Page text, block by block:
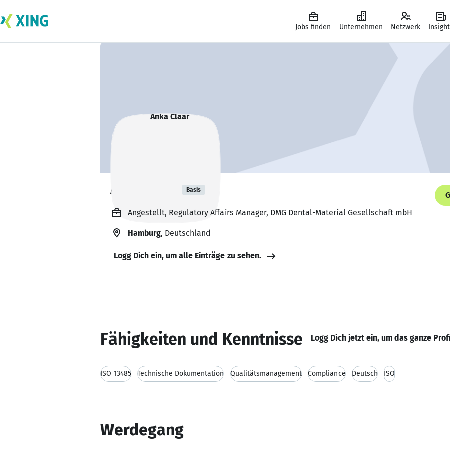
Jobs finden Unternehmen Netzwerk
Anka Claar Basis
Angestellt, Regulatory Affairs Manager, DMG Dental-Material Gesellschaft mbH
Hamburg, Deutschland
Logg Dich ein, um alle Einträge zu sehen.
Fähigkeiten und Kenntnisse Logg Dich jetzt ein, um das ganze
ISO 13485 Technische Dokumentation Qualitätsmanagement Compliance Deutsch ISO
Werdegang